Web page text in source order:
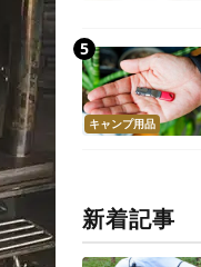
キャンプ用品
新着記事